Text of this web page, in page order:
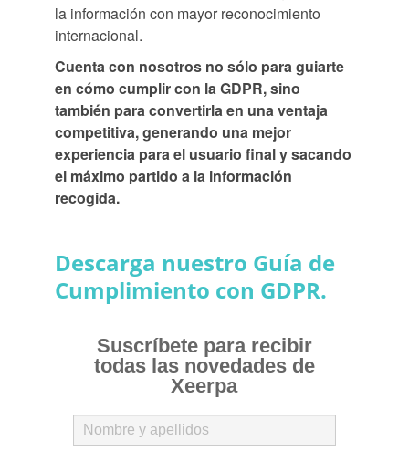
la información con mayor reconocimiento
internacional.
Cuenta con nosotros no sólo para guiarte
en cómo cumplir con la GDPR, sino
también para convertirla en una ventaja
competitiva, generando una mejor
experiencia para el usuario final y sacando
el máximo partido a la información
recogida.
Descarga nuestro Guía de
Cumplimiento con GDPR.
Suscríbete para recibir
todas las novedades de
Xeerpa